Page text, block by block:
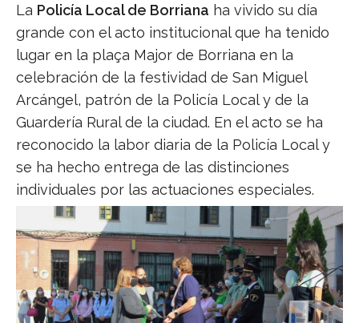
La Policía Local de Borriana ha vivido su día
grande con el acto institucional que ha tenido
lugar en la plaça Major de Borriana en la
celebración de la festividad de San Miguel
Arcángel, patrón de la Policía Local y de la
Guardería Rural de la ciudad. En el acto se ha
reconocido la labor diaria de la Policía Local y
se ha hecho entrega de las distinciones
individuales por las actuaciones especiales.